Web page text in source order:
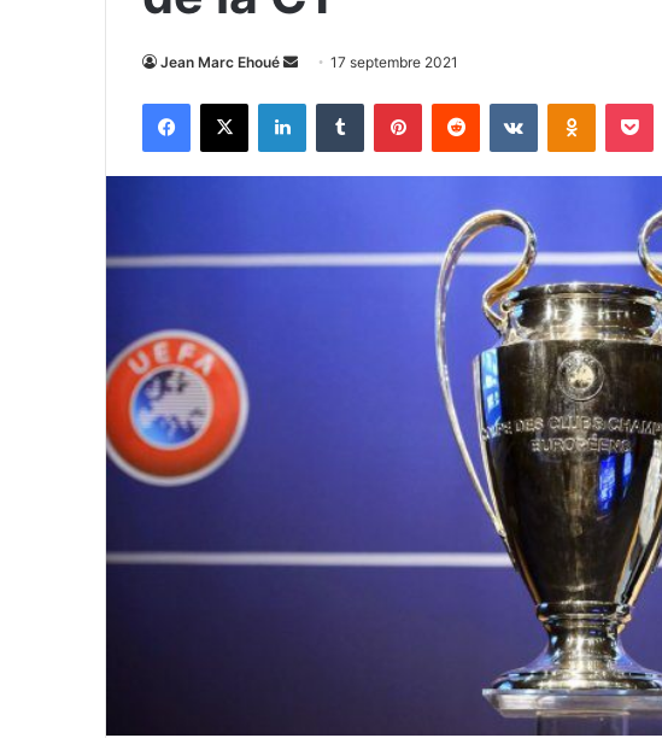
Jean Marc Ehoué
Envoyer
courriel
17 septembre 2021
Facebook
X LinkedinTumblr PinterestReddit VKontakte